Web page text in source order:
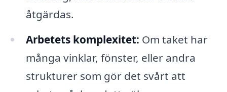
åtgärdas.
Arbetets komplexitet: Om taket har
många vinklar, fönster, eller andra
strukturer som gör det svårt att